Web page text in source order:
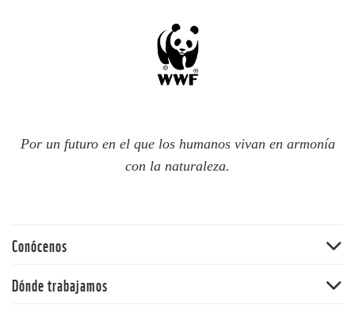
Por un futuro en el que los humanos vivan en armonía
con la naturaleza.
Conócenos
60 aniversario
Dónde trabajamos